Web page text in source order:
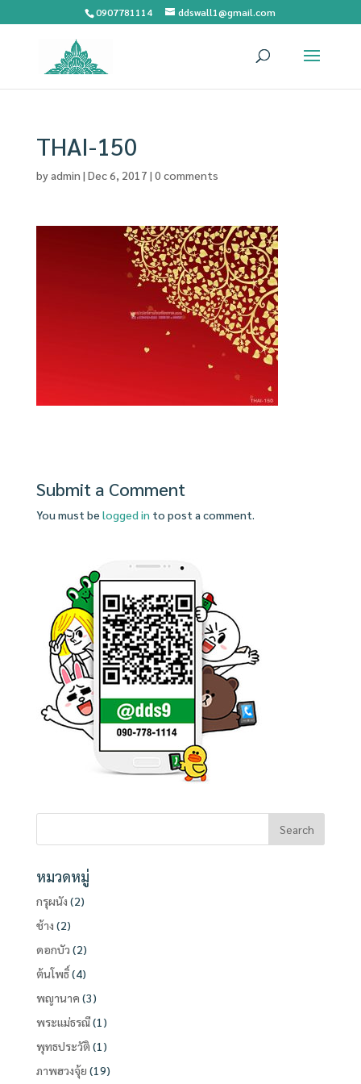
0907781114 ddswall1@gmail.com
THAI-150
byadmin | Dec 6, 2017 | 0 comments
Submit a Comment
You must be logged in to post a comment.
หมวดหมู่
กรุผนัง (2)
ช้าง (2)
ดอกบัว (2)
ต้นโพธิ์(4)
พญานาค (3)
พระแม่ธรณี(1)
พุทธประวัติ (1)
ภาพฮวงจุ้ย (19)